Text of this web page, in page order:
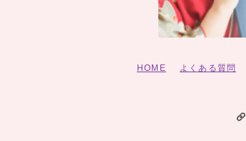
HOME よくある質問